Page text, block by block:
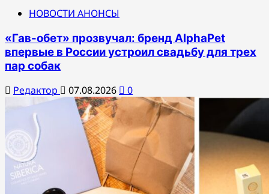
НОВОСТИ АНОНСЫ
«Гав-обет» прозвучал: бренд AlphaPet
впервые в России устроил свадьбу для трех
пар собак
Редактор 07.08.2026 0